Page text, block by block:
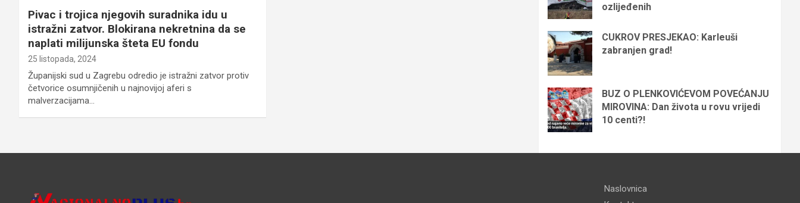
Pivac i trojica njegovih suradnika idu u
istražni zatvor. Blokirana nekretnina da se
naplati milijunska šteta EU fondu
25 listopada, 2024
Županijski sud u Zagrebu odredio je istražni zatvor protiv
četvorice osumnjičenih u najnovijoj aferi s
malverzacijama…
ozlijeđenih
CUKROV PRESJEKAO: Karleuši
zabranjen grad!
BUZ O PLENKOVIĆEVOM POVEĆANJU
MIROVINA: Dan života u rovu vrijedi
10 centi?!
Naslovnica